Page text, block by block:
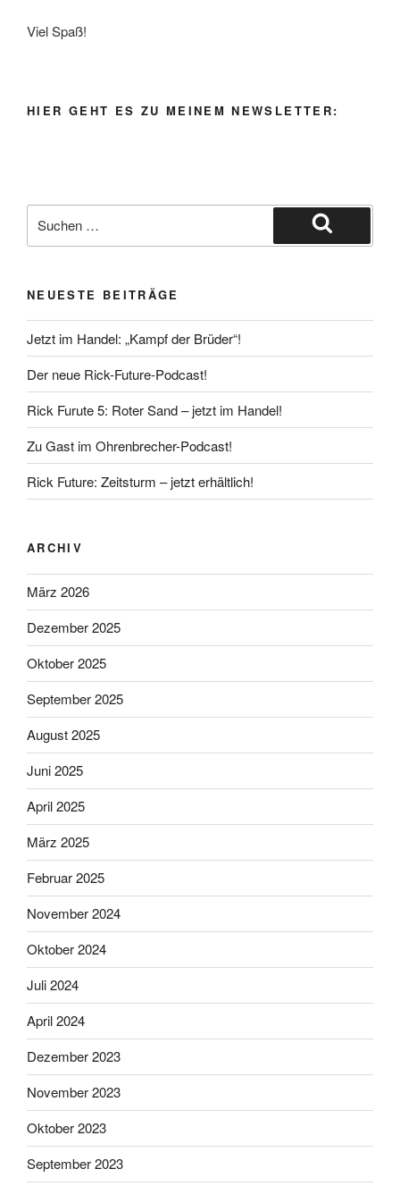
Viel Spaß!
HIER GEHT ES ZU MEINEM NEWSLETTER:
nach:
Suchen
NEUESTE BEITRÄGE
Jetzt im Handel: „Kampf der Brüder“!
Der neue Rick-Future-Podcast!
Rick Furute 5: Roter Sand – jetzt im Handel!
Zu Gast im Ohrenbrecher-Podcast!
Rick Future: Zeitsturm – jetzt erhältlich!
ARCHIV
März 2026
Dezember 2025
Oktober 2025
September 2025
August 2025
Juni 2025
April 2025
März 2025
Februar 2025
November 2024
Oktober 2024
Juli 2024
April 2024
Dezember 2023
November 2023
Oktober 2023
September 2023